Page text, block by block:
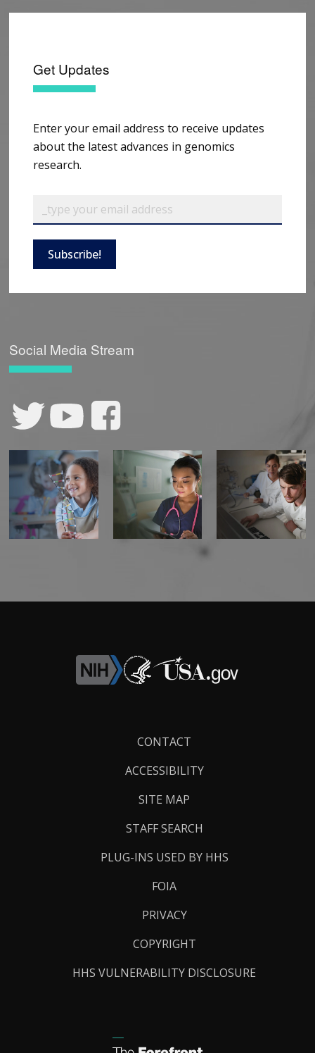
Get Updates
Enter your email address to receive updates
about the latest advances in genomics
research.
Subscribe!
Social Media Stream
CONTACT
ACCESSIBILITY
SITE MAP
STAFF SEARCH
PLUG-INS USED BY HHS
FOIA
PRIVACY
COPYRIGHT
HHS VULNERABILITY DISCLOSURE